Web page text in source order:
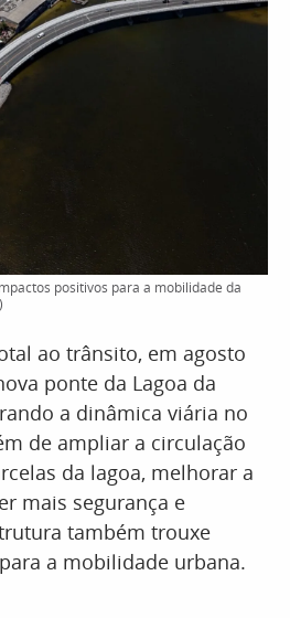
positivos para a mobilidade da
ao trânsito, em agosto
ponte da Lagoa da
a dinâmica viária no
de ampliar a circulação
da lagoa, melhorar a
mais segurança e
também trouxe
a mobilidade urbana.